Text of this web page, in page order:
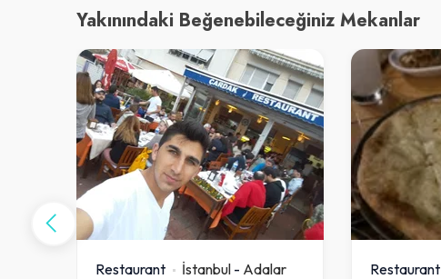
Yakınındaki Beğenebileceğiniz Mekanlar
Restaurant İstanbul - Adalar Restaurant